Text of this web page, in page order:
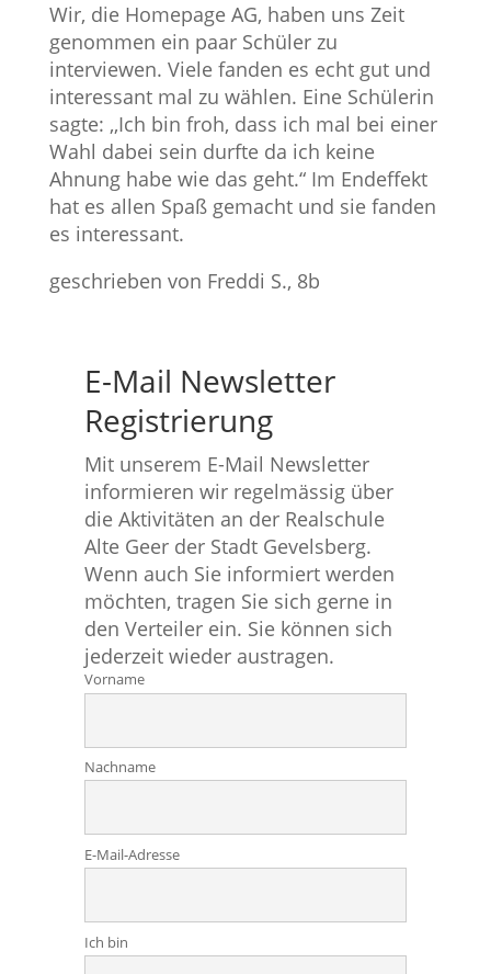
Wir, die Homepage AG, haben uns Zeit
genommen ein paar Schüler zu
interviewen. Viele fanden es echt gut und
interessant mal zu wählen. Eine Schülerin
sagte: ,,Ich bin froh, dass ich mal bei einer
Wahl dabei sein durfte da ich keine
Ahnung habe wie das geht.“ Im Endeffekt
hat es allen Spaß gemacht und sie fanden
es interessant.
geschrieben von Freddi S., 8b
E-Mail Newsletter
Registrierung
Mit unserem E-Mail Newsletter
informieren wir regelmässig über
die Aktivitäten an der Realschule
Alte Geer der Stadt Gevelsberg.
Wenn auch Sie informiert werden
möchten, tragen Sie sich gerne in
den Verteiler ein. Sie können sich
jederzeit wieder austragen.
Vorname
Nachname
E-Mail-Adresse
Ich bin